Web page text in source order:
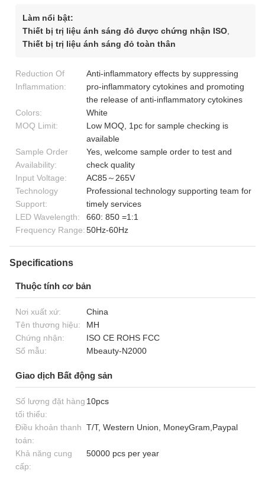
Làm nổi bật:
Thiết bị trị liệu ánh sáng đỏ được chứng nhận ISO
Thiết bị trị liệu ánh sáng đỏ toàn thân
Reduction Of
Inflammation:
Anti-inflammatory effects by suppressing
pro-inflammatory cytokines and promoting
the release of anti-inflammatory cytokines
Colors:
White
MOQ Limit:
Low MOQ, 1pc for sample checking is
available
Sample Order
Availability:
Yes, welcome sample order to test and
check quality
Input Voltage:
AC85～265V
Technology
Support:
Professional technology supporting team for
timely services
LED Wavelength:
660: 850 =1:1
Frequency Range:50Hz-60Hz
Specifications
Thuộc tính cơ bản
Nơi xuất xứ:
China
Tên thương hiệu:
MH
Chứng nhận:
ISO CE ROHS FCC
Số mẫu:
Mbeauty-N2000
Giao dịch Bất động sản
Số lượng đặt hàng
tối thiểu:
10pcs
Điều khoản thanh
toán:
T/T, Western Union, MoneyGram,Paypal
Khả năng cung
cấp:
50000 pcs per year